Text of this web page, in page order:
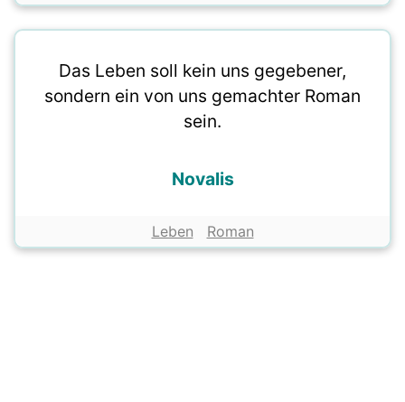
Das Leben soll kein uns gegebener,
sondern ein von uns gemachter Roman
sein.
Novalis
Leben Roman